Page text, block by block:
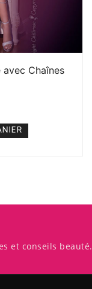
Chaînes
et conseils beauté.